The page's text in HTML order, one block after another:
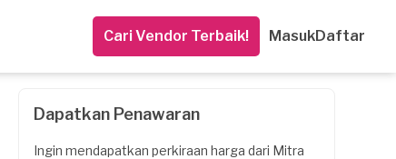
Cari Vendor Terbaik! MasukDaftar
Dapatkan Penawaran
Ingin mendapatkan perkiraan harga dari Mitra